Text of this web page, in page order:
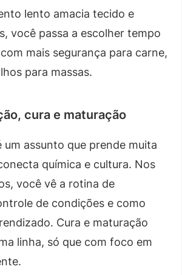
lento amacia tecido e
você passa a escolher tempo
mais segurança para carne,
para massas.
cura e maturação
um assunto que prende muita
química e cultura. Nos
você vê a rotina de
de condições e como
Cura e maturação
linha, só que com foco em